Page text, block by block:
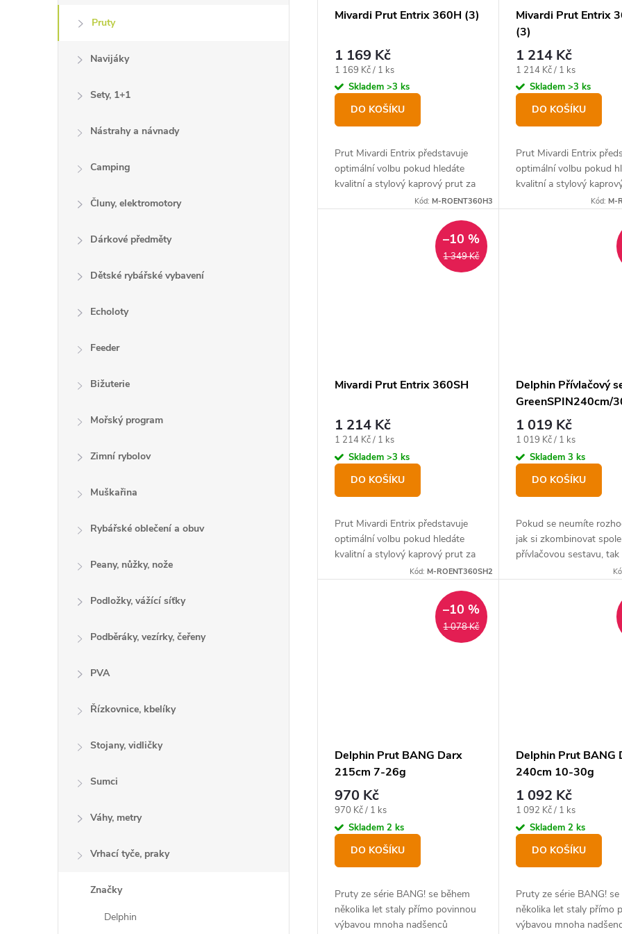
Pruty
Navijáky
Sety, 1+1
Nástrahy a návnady
Camping
Čluny, elektromotory
Dárkové předměty
Dětské rybářské vybavení
Echoloty
Feeder
Bižuterie
Mořský program
Zimní rybolov
Muškařina
Rybářské oblečení a obuv
Peany, nůžky, nože
Podložky, vážící síťky
Podběráky, vezírky, čeřeny
PVA
Řízkovnice, kbelíky
Stojany, vidličky
Sumci
Váhy, metry
Vrhací tyče, praky
Značky
Delphin
Mivardi Prut Entrix 360H (3)
1 169 Kč
Měrná
cena:
1 169 Kč / 1 ks
Skladem >3 ks
DO KOŠÍKU
Prut Mivardi Entrix představuje
optimální volbu pokud hledáte
kvalitní a stylový kaprový prut za
extrémně nízkou cenu.
Kód: M-ROENT360H3
Mivardi Prut Entrix
(3)
1 214 Kč
Měrná
cena:
1 214 Kč / 1 ks
Skladem >3 ks
DO KOŠÍKU
Prut Mivardi Entrix
optimální volbu pokud
kvalitní a stylový
extrémně nízkou cenu.
Kód: M-
1 349 Kč
–10 %
Mivardi Prut Entrix 360SH
1 214 Kč
Měrná
cena:
1 214 Kč / 1 ks
Skladem >3 ks
DO KOŠÍKU
Prut Mivardi Entrix představuje
optimální volbu pokud hledáte
kvalitní a stylový kaprový prut za
extrémně nízkou cenu.
Kód: M-ROENT360SH2
Delphin Přívlačový
GreenSPIN240cm/
+ 0,181mm
1 019 Kč
Měrná
cena:
1 019 Kč / 1 ks
Skladem 3 ks
DO KOŠÍKU
Pokud se neumíte
jak si zkombinovat
přívlačovou sestavu, tak
pro vás je zde
1 078 Kč
–10 %
Delphin Prut BANG Darx
215cm 7-26g
970 Kč
Měrná
cena:
970 Kč / 1 ks
Skladem 2 ks
DO KOŠÍKU
Pruty ze série BANG! se během
několika let staly přímo povinnou
výbavou mnoha nadšenců
Delphin Prut BANG
240cm 10-30g
1 092 Kč
Měrná
cena:
1 092 Kč / 1 ks
Skladem 2 ks
DO KOŠÍKU
Pruty ze série BANG!
několika let staly přímo
výbavou mnoha